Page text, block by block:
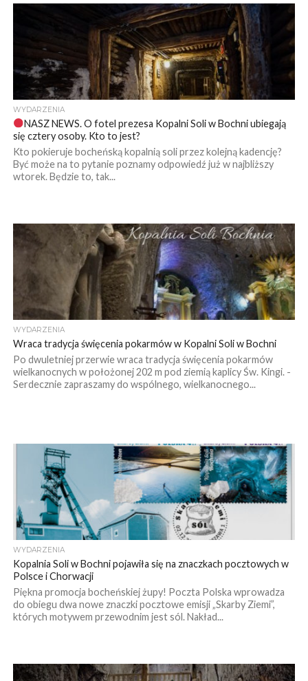
WYDARZENIA
NASZ NEWS. O fotel prezesa Kopalni Soli w Bochni ubiegają
się cztery osoby. Kto to jest?
Kto pokieruje bocheńską kopalnią soli przez kolejną kadencję?
Być może na to pytanie poznamy odpowiedź już w najbliższy
wtorek. Będzie to, tak...
WYDARZENIA
Wraca tradycja święcenia pokarmów w Kopalni Soli w Bochni
Po dwuletniej przerwie wraca tradycja święcenia pokarmów
wielkanocnych w położonej 202 m pod ziemią kaplicy Św. Kingi. -
Serdecznie zapraszamy do wspólnego, wielkanocnego...
WYDARZENIA
Kopalnia Soli w Bochni pojawiła się na znaczkach pocztowych w
Polsce i Chorwacji
Piękna promocja bocheńskiej żupy! Poczta Polska wprowadza
do obiegu dwa nowe znaczki pocztowe emisji „Skarby Ziemi”,
których motywem przewodnim jest sól. Nakład...